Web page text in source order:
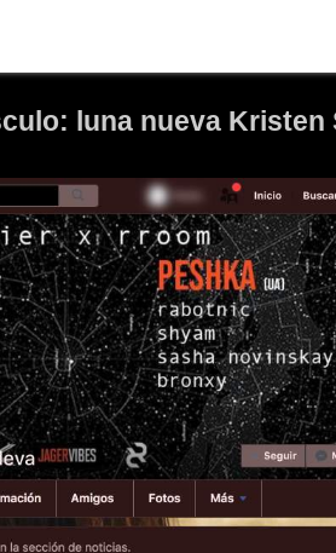
luna nueva Kristen